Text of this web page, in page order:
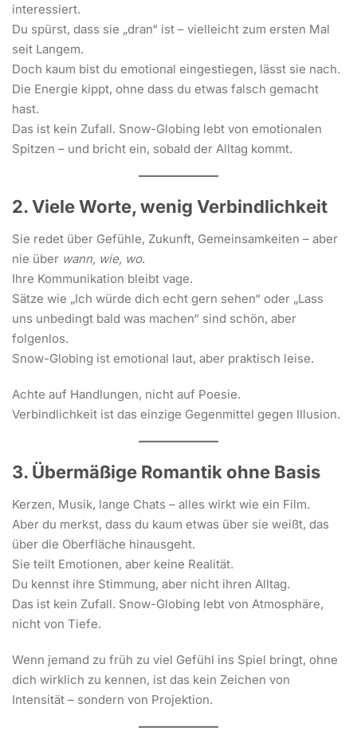
interessiert.
Du spürst, dass sie „dran“ ist – vielleicht zum ersten Mal
seit Langem.
Doch kaum bist du emotional eingestiegen, lässt sie nach.
Die Energie kippt, ohne dass du etwas falsch gemacht
hast.
Das ist kein Zufall. Snow-Globing lebt von emotionalen
Spitzen – und bricht ein, sobald der Alltag kommt.
2. Viele Worte, wenig Verbindlichkeit
Sie redet über Gefühle, Zukunft, Gemeinsamkeiten – aber
nie über wann, wie, wo.
Ihre Kommunikation bleibt vage.
Sätze wie „Ich würde dich echt gern sehen“ oder „Lass
uns unbedingt bald was machen“ sind schön, aber
folgenlos.
Snow-Globing ist emotional laut, aber praktisch leise.
Achte auf Handlungen, nicht auf Poesie.
Verbindlichkeit ist das einzige Gegenmittel gegen Illusion.
3. Übermäßige Romantik ohne Basis
Kerzen, Musik, lange Chats – alles wirkt wie ein Film.
Aber du merkst, dass du kaum etwas über sie weißt, das
über die Oberfläche hinausgeht.
Sie teilt Emotionen, aber keine Realität.
Du kennst ihre Stimmung, aber nicht ihren Alltag.
Das ist kein Zufall. Snow-Globing lebt von Atmosphäre,
nicht von Tiefe.
Wenn jemand zu früh zu viel Gefühl ins Spiel bringt, ohne
dich wirklich zu kennen, ist das kein Zeichen von
Intensität – sondern von Projektion.